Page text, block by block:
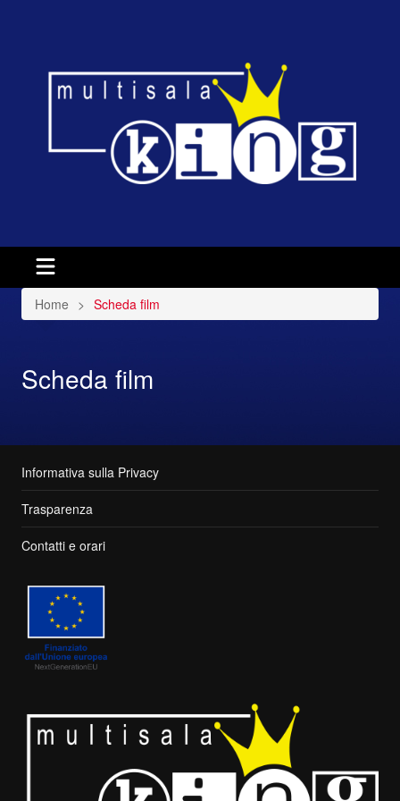
Home Scheda film
Scheda film
Informativa sulla Privacy
Trasparenza
Contatti e orari